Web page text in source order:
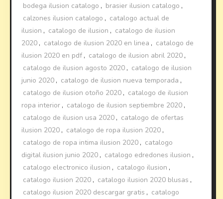
bodega ilusion catalogo , brasier ilusion catalogo ,
calzones ilusion catalogo , catalogo actual de
ilusion , catalogo de ilusion , catalogo de ilusion
2020 , catalogo de ilusion 2020 en linea , catalogo de
ilusion 2020 en pdf , catalogo de ilusion abril 2020 ,
catalogo de ilusion agosto 2020 , catalogo de ilusion
junio 2020 , catalogo de ilusion nueva temporada ,
catalogo de ilusion otoño 2020 , catalogo de ilusion
ropa interior , catalogo de ilusion septiembre 2020 ,
catalogo de ilusion usa 2020 , catalogo de ofertas
ilusion 2020 , catalogo de ropa ilusion 2020 ,
catalogo de ropa intima ilusion 2020 , catalogo
digital ilusion junio 2020 , catalogo edredones ilusion ,
catalogo electronico ilusion , catalogo ilusion ,
catalogo ilusion 2020 , catalogo ilusion 2020 blusas ,
catalogo ilusion 2020 descargar gratis , catalogo